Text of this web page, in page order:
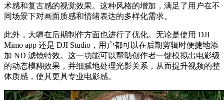
术感和复古感的视觉效果。这种风格的增加，满足了用户在不
同场景下对画面质感和情绪表达的多样化需求。
此外，大疆在后期制作方面也进行了优化。无论是使用 DJI
Mimo app 还是 DJI Studio，用户都可以在后期剪辑时便捷地添
加 ND 滤镜特效。这一功能可以帮助创作者一键模拟出电影级
的动态模糊效果，并细腻地处理光影关系，从而提升视频的整
体质感，使其更具专业电影感。